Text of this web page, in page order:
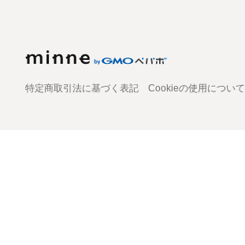
特定商取引法に基づく表記 Cookieの使用について